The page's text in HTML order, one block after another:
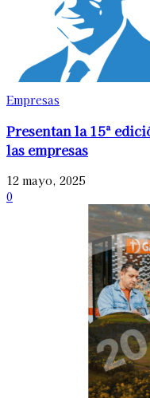
Empresas
Presentan la 15ª
las empresas
12 mayo, 2025
0